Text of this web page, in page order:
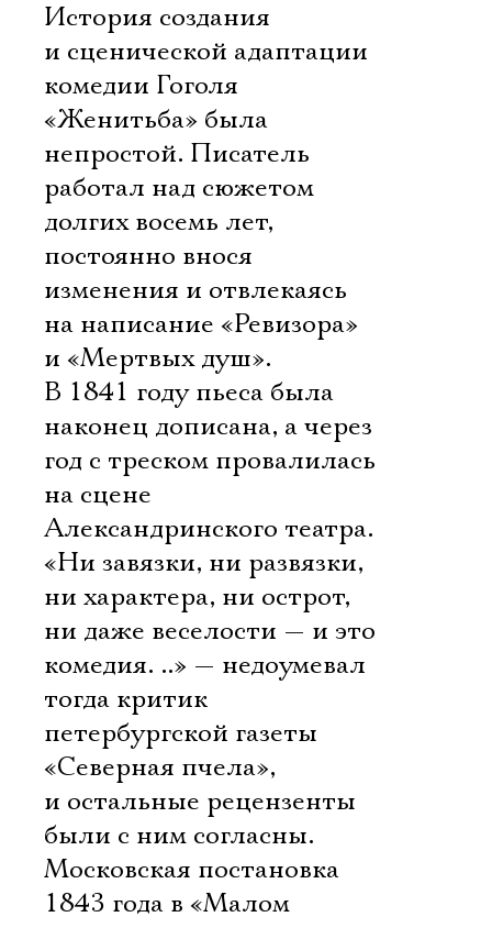
История создания
и сценической адаптации
комедии Гоголя
«Женитьба» была
непростой. Писатель
работал над сюжетом
долгих восемь лет,
постоянно внося
изменения и отвлекаясь
на написание «Ревизора»
и «Мертвых душ».
В 1841 году пьеса была
наконец дописана, а через
год с треском провалилась
на сцене
Александринского театра.
«Ни завязки, ни развязки,
ни характера, ни острот,
ни даже веселости — и это
комедия. ..» — недоумевал
тогда критик
петербургской газеты
«Северная пчела»,
и остальные рецензенты
были с ним согласны.
Московская постановка
1843 года в «Малом